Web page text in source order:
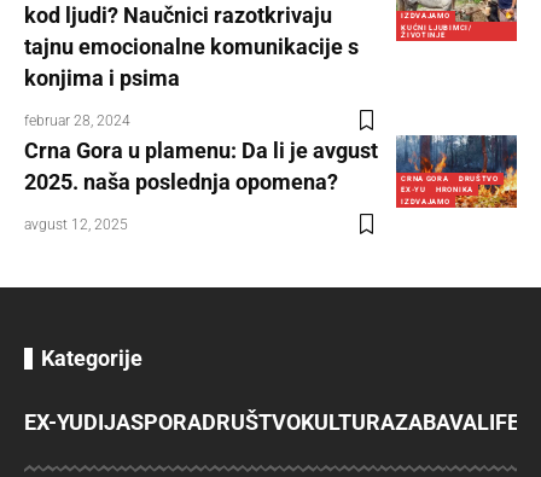
IZDVAJAMO
KUĆNI LJUBIMCI/
ŽIVOTINJE
kod ljudi? Naučnici razotkrivaju
tajnu emocionalne komunikacije s
konjima i psima
februar 28, 2024
CRNA GORA
DRUŠTVO
EX-YU
HRONIKA
IZDVAJAMO
Crna Gora u plamenu: Da li je avgust
2025. naša poslednja opomena?
avgust 12, 2025
Kategorije
EX-YUDIJASPORADRUŠTVOKULTURAZABAVA